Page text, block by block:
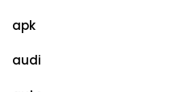
apk
audi